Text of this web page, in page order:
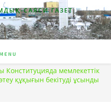
САЯСИ ГАЗЕТ
мемлекеттік
құқығын бекітуді ұсынды